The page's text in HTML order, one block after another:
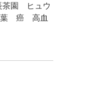
茶園 ヒュウ
葉 癌 高血